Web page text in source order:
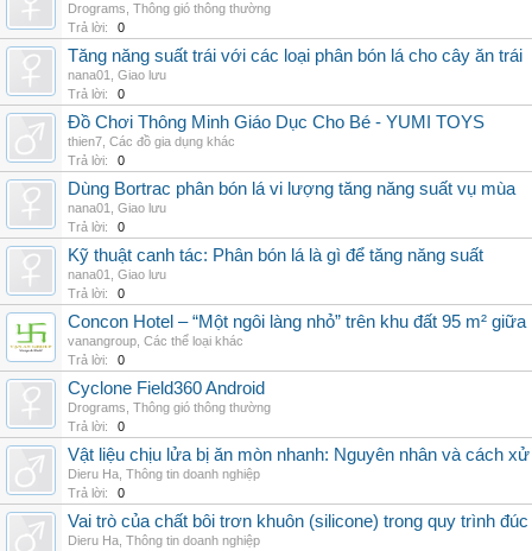
Drograms Thông gió thông thường
Trả lời:
0
Tăng năng suất trái với các loại phân bón lá cho cây ăn trái
nana01
Giao lưu
Trả lời:
0
Đồ Chơi Thông Minh Giáo Dục Cho Bé - YUMI TOYS
thien7 Các đồ gia dụng khác
Trả lời:
0
Dùng Bortrac phân bón lá vi lượng tăng năng suất vụ mùa
nana01
Giao lưu
Trả lời:
0
Kỹ thuật canh tác: Phân bón lá là gì để tăng năng suất
nana01
Giao lưu
Trả lời:
0
Concon Hotel – “Một ngôi làng nhỏ” trên khu đất 95 m²
vanangroup Các thể loại khác
Trả lời:
0
Cyclone Field360 Android
Drograms Thông gió thông thường
Trả lời:
0
Vật liệu chịu lửa bị ăn mòn nhanh: Nguyên nhân và cách
Dieru Ha Thông tin doanh nghiệp
Trả lời:
0
Vai trò của chất bôi trơn khuôn (silicone) trong quy trình
Dieru Ha Thông tin doanh nghiệp